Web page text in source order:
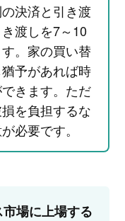
決済と引き渡
渡しを7～10
。家の買い替
予があれば時
きます。ただ
を負担するな
必要です。
場に上場する